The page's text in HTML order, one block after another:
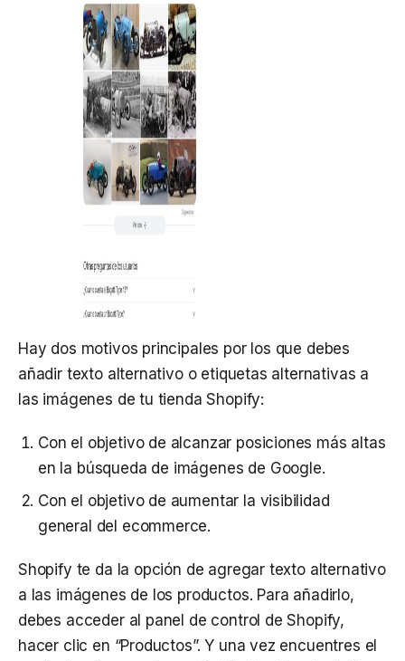
Hay dos motivos principales por los que debes
añadir texto alternativo o etiquetas alternativas a
las imágenes de tu tienda Shopify:
Con el objetivo de alcanzar posiciones más altas
en la búsqueda de imágenes de Google.
Con el objetivo de aumentar la visibilidad
general del ecommerce.
Shopify te da la opción de agregar texto alternativo
a las imágenes de los productos. Para añadirlo,
debes acceder al panel de control de Shopify,
hacer clic en “Productos”. Y una vez encuentres el